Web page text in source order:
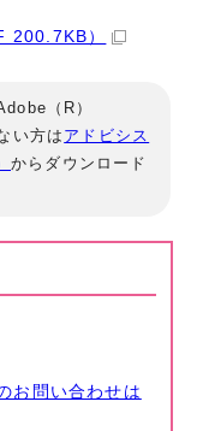
200.7KB）
（R）
い方は アドビシス
からダウンロード
お問い合わせは